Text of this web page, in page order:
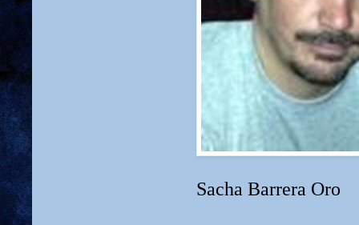
Sacha Barrera Oro